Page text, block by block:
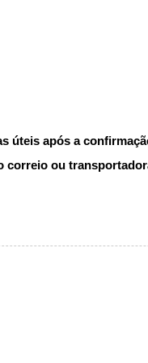
úteis após a
ou